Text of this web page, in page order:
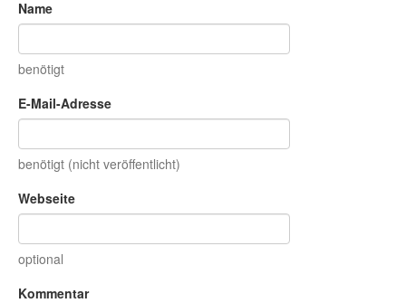
Name
benötigt
E-Mail-Adresse
benötigt (nicht veröffentlicht)
Webseite
optional
Kommentar